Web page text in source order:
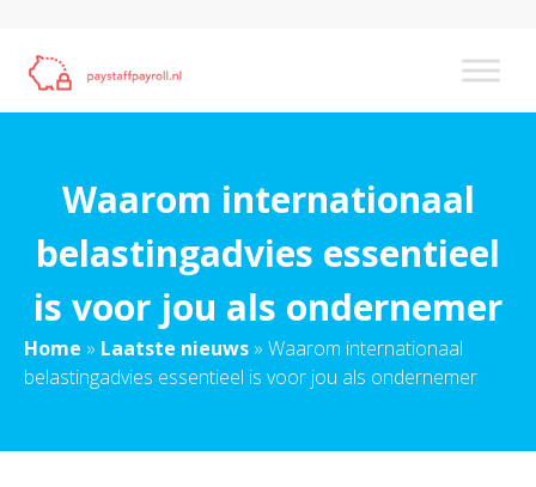
Waarom internationaal
belastingadvies essentieel
is voor jou als ondernemer
Home » Laatste nieuws » Waarom internationaal
belastingadvies essentieel is voor jou als ondernemer